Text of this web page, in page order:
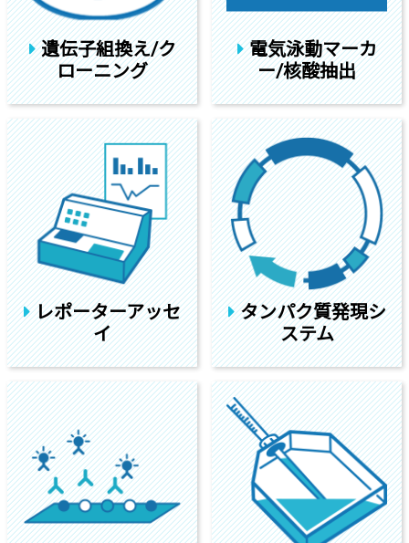
遺伝子組換え/ク
ローニング
電気泳動マーカ
ー/核酸抽出
レポーターアッセ
イ
タンパク質発現シ
ステム